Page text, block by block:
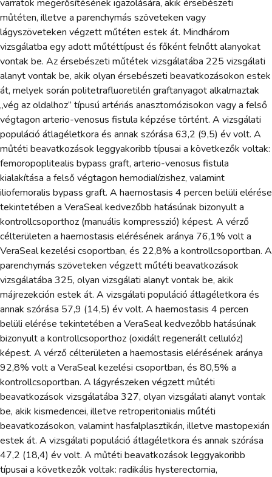
varratok megerősítésének igazolására, akik érsebészeti
műtéten, illetve a parenchymás szöveteken vagy
lágyszöveteken végzett műtéten estek át. Mindhárom
vizsgálatba egy adott műtéttípust és főként felnőtt alanyokat
vontak be. Az érsebészeti műtétek vizsgálatába 225 vizsgálati
alanyt vontak be, akik olyan érsebészeti beavatkozásokon estek
át, melyek során politetrafluoretilén graftanyagot alkalmaztak
„vég az oldalhoz” típusú artériás anasztomózisokon vagy a felső
végtagon arterio-venosus fistula képzése történt. A vizsgálati
populáció átlagéletkora és annak szórása 63,2 (9,5) év volt. A
műtéti beavatkozások leggyakoribb típusai a következők voltak:
femoropoplitealis bypass graft, arterio-venosus fistula
kialakítása a felső végtagon hemodialízishez, valamint
iliofemoralis bypass graft. A haemostasis 4 percen belüli elérése
tekintetében a VeraSeal kedvezőbb hatásúnak bizonyult a
kontrollcsoporthoz (manuális kompresszió) képest. A vérző
célterületen a haemostasis elérésének aránya 76,1% volt a
VeraSeal kezelési csoportban, és 22,8% a kontrollcsoportban. A
parenchymás szöveteken végzett műtéti beavatkozások
vizsgálatába 325, olyan vizsgálati alanyt vontak be, akik
májrezekción estek át. A vizsgálati populáció átlagéletkora és
annak szórása 57,9 (14,5) év volt. A haemostasis 4 percen
belüli elérése tekintetében a VeraSeal kedvezőbb hatásúnak
bizonyult a kontrollcsoporthoz (oxidált regenerált cellulóz)
képest. A vérző célterületen a haemostasis elérésének aránya
92,8% volt a VeraSeal kezelési csoportban, és 80,5% a
kontrollcsoportban. A lágyrészeken végzett műtéti
beavatkozások vizsgálatába 327, olyan vizsgálati alanyt vontak
be, akik kismedencei, illetve retroperitonialis műtéti
beavatkozásokon, valamint hasfalplasztikán, illetve mastopexián
estek át. A vizsgálati populáció átlagéletkora és annak szórása
47,2 (18,4) év volt. A műtéti beavatkozások leggyakoribb
típusai a következők voltak: radikális hysterectomia,